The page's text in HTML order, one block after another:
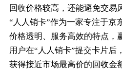
回收价格较高，还能避免交易
“人人销卡”作为一家专注于京
价格透明、服务高效的特点，
用户在“人人销卡”提交卡片后
获得接近市场最高价的回收金